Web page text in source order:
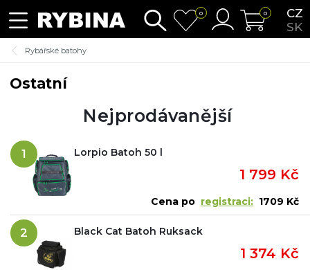
CZ
SK
0 0
Rybářské batohy
Ostatní
Nejprodávanější
1 Lorpio Batoh 50 l
1 799 Kč
Cena po registraci: 1709 Kč
2 Black Cat Batoh Ruksack
1 374 Kč